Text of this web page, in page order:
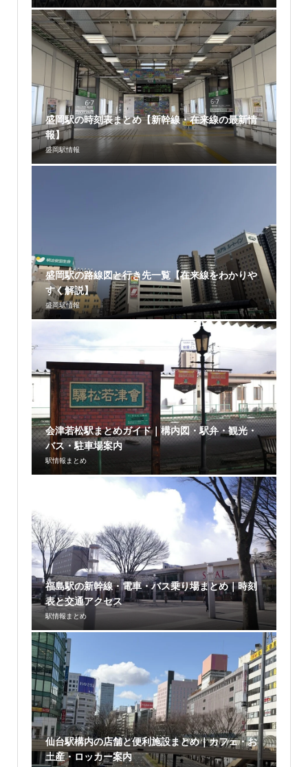
盛岡駅の時刻表まとめ【新幹線・在来線の最新情
報】
盛岡駅情報
盛岡駅の路線図と行き先一覧【在来線をわかりや
すく解説】
盛岡駅情報
会津若松駅まとめガイド｜構内図・駅弁・観光・
バス・駐車場案内
駅情報まとめ
福島駅の新幹線・電車・バス乗り場まとめ｜時刻
表と交通アクセス
駅情報まとめ
仙台駅構内の店舗と便利施設まとめ｜カフェ・お
土産・ロッカー案内